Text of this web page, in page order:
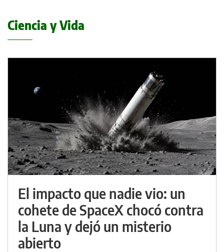
Ciencia y Vida
El impacto que nadie vio: un
cohete de SpaceX chocó contra
la Luna y dejó un misterio
abierto